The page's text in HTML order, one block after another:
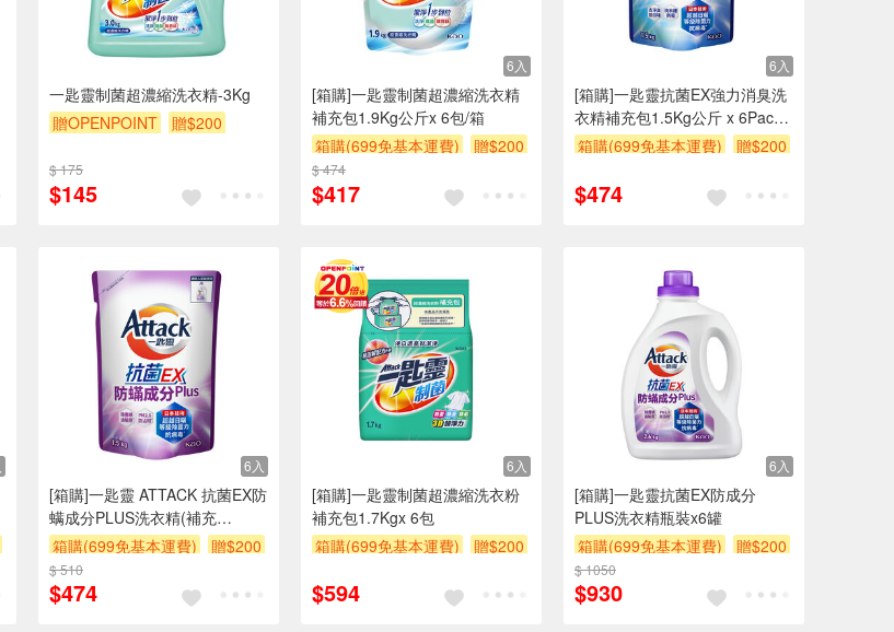
一匙靈制菌超濃縮洗衣精-3Kg
贈OPENPOINT
贈$200
$ 175
$145
6入
[箱購]一匙靈制菌超濃縮洗衣精
補充包1.9Kg公斤x 6包/箱
箱購(699免基本運費)
贈$200
$ 474
$417
6入
[箱購]一匙靈抗菌EX強力消臭洗
衣精補充包1.5Kg公斤 x 6Pack
包/箱
箱購(699免基本運費) 贈$200
$474
6入
[箱購]一匙靈 ATTACK 抗菌EX防
螨成分PLUS洗衣精(補充
包)1.5kgx 6PC包
箱購(699免基本運費) 贈$200
$ 510
$474
6入
[箱購]一匙靈制菌超濃縮洗衣粉
補充包1.7Kgx 6包
箱購(699免基本運費)
贈$200
$594
6入
[箱購]一匙靈抗菌EX防成分
PLUS洗衣精瓶裝x6罐
箱購(699免基本運費)
贈$200
$ 1050
$930